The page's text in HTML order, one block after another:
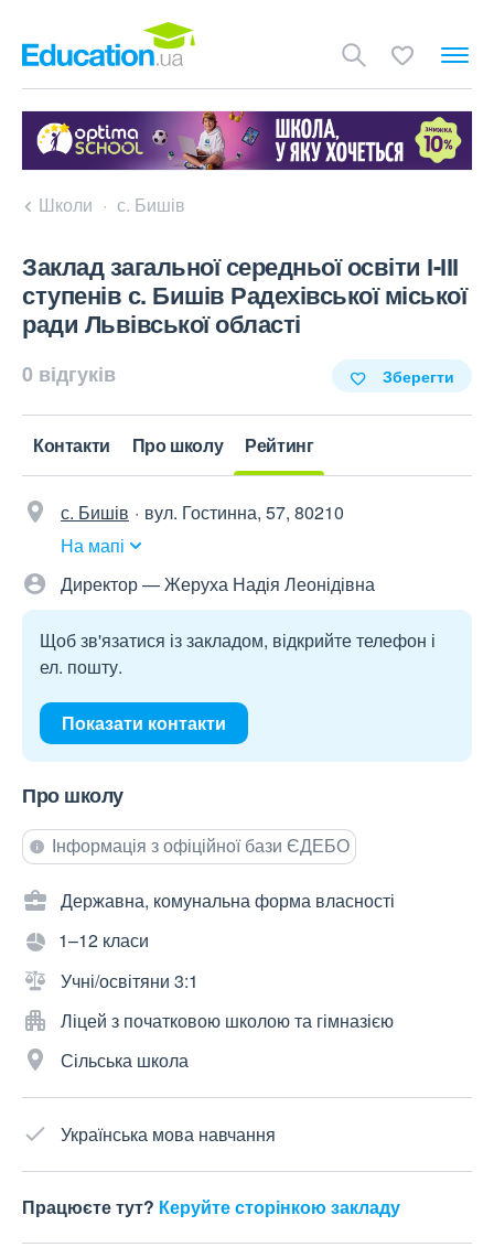
Школи с. Бишів
Заклад загальної середньої освіти І-ІІІ
ступенів с. Бишів Радехівської міської
ради Львівської області
0 відгуків Зберегти
Контакти Про школу Рейтинг
с. Бишів
вул. Гостинна, 57, 80210
На мапі
Директор — Жеруха Надія Леонідівна
Щоб зв'язатися із закладом, відкрийте телефон і
ел. пошту.
Показати контакти
Про школу
Інформація з офіційної бази ЄДЕБО
Державна, комунальна форма власності
1–12 класи
Учні/освітяни 3:1
Ліцей з початковою школою та гімназією
Сільська школа
Українська мова навчання
Працюєте тут? Керуйте сторінкою закладу